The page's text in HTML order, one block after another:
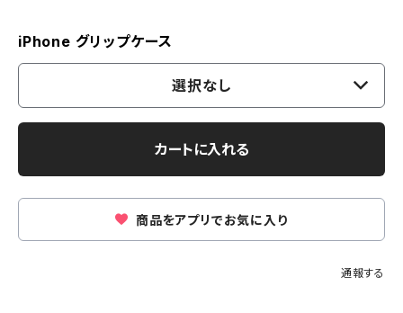
iPhone グリップケース
選択なし
カートに入れる
商品をアプリでお気に入り
通報する